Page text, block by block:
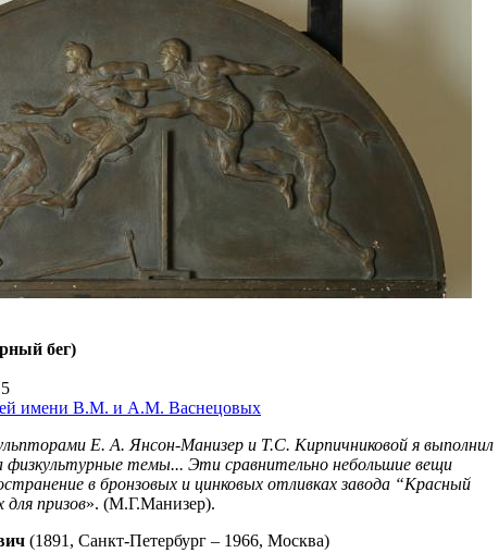
бег)
имени В.М. и А.М. Васнецовых
Е. А. Янсон-Манизер и Т.С. Кирпичниковой я выполнил
физкультурные темы... Эти сравнительно небольшие вещи
в бронзовых и цинковых отливках завода “Красный
призов». (М.Г.Манизер).
(1891, Санкт-Петербург – 1966, Москва)